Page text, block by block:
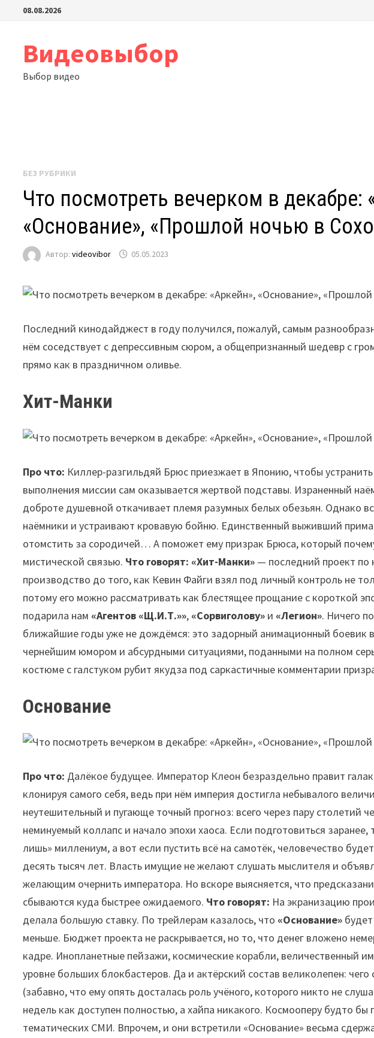
Перейти08.08.2026
Видеовыбор
Выбор видео
БЕЗ РУБРИКИ
Что посмотреть вечерком в декабре:
«Основание», «Прошлой ночью в
Автор:videovibor 05.05.2023
Последний кинодайджест в году получился, пожалуй, самым
нём соседствует с депрессивным сюром, а общепризнанный шедевр с
прямо как в праздничном оливье.
Хит-Манки
Про что: Киллер-разгильдяй Брюс приезжает в Японию, чтобы
выполнения миссии сам оказывается жертвой подставы. Израненный
доброте душевной откачивает племя разумных белых обезьян. Однако
наёмники и устраивают кровавую бойню. Единственный выживший
отомстить за сородичей… А поможет ему призрак Брюса, который
мистической связью. Что говорят: «Хит-Манки» — последний проект по
производство до того, как Кевин Файги взял под личный контроль не
потому его можно рассматривать как блестящее прощание с короткой
подарила нам «Агентов «Щ.И.Т.»», «Сорвиголову» и «Легион». Ничего
ближайшие годы уже не дождёмся: это задорный анимационный боевик
чернейшим юмором и абсурдными ситуациями, поданными на полном
костюме с галстуком рубит якудза под саркастичные комментарии
Основание
Про что: Далёкое будущее. Император Клеон безраздельно правит
клонируя самого себя, ведь при нём империя достигла небывалого
неутешительный и пугающе точный прогноз: всего через пару столетий
неминуемый коллапс и начало эпохи хаоса. Если подготовиться заранее,
лишь» миллениум, а вот если пустить всё на самотёк, человечество
десять тысяч лет. Власть имущие не желают слушать мыслителя и
желающим очернить императора. Но вскоре выясняется, что
сбываются куда быстрее ожидаемого. Что говорят: На экранизацию
делала большую ставку. По трейлерам казалось, что «Основание» будет
меньше. Бюджет проекта не раскрывается, но то, что денег вложено
кадре. Инопланетные пейзажи, космические корабли, величественный
уровне больших блокбастеров. Да и актёрский состав великолепен:
(забавно, что ему опять досталась роль учёного, которого никто не
недель как доступен полностью, а хайпа никакого. Космооперу будто бы
тематических СМИ. Впрочем, и они встретили «Основание» весьма